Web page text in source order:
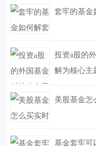
套牢的基金
投资a股的
解为核心主
美股基金怎
基金套牢可